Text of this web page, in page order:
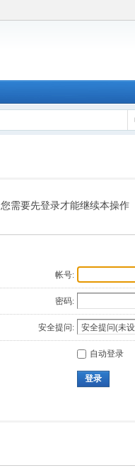
您需要先登录才能继续本操作
帐号:
密码:
安全提问:
自动登录
登录